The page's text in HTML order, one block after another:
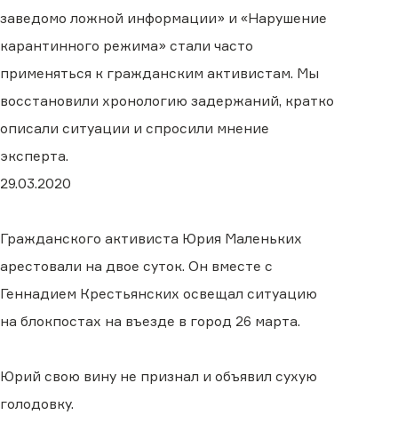
заведомо ложной информации» и «Нарушение
карантинного режима» стали часто
применяться к гражданским активистам. Мы
восстановили хронологию задержаний, кратко
описали ситуации и спросили мнение
эксперта.
29.03.2020
Гражданского активиста Юрия Маленьких
арестовали на двое суток. Он вместе с
Геннадием Крестьянских освещал ситуацию
на блокпостах на въезде в город 26 марта.
Юрий свою вину не признал и объявил сухую
голодовку.